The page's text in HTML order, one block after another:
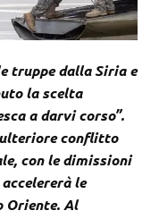
truppe dalla Siria e
la scelta
a darvi corso”.
ulteriore conflitto
con le dimissioni
le
Oriente. Al